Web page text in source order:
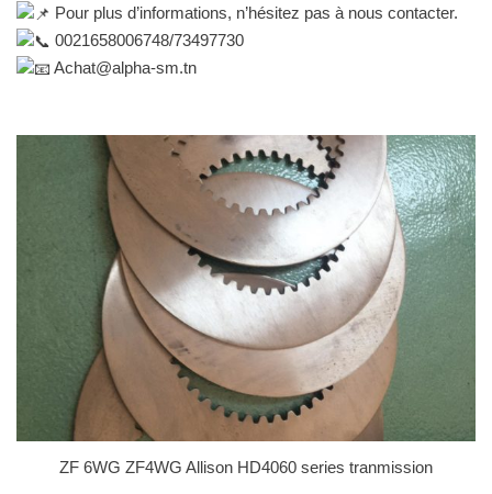
Pour plus d’informations, n’hésitez pas à nous contacter.
0021658006748/73497730
Achat@alpha-sm.tn
ZF 6WG ZF4WG Allison HD4060 series tranmission